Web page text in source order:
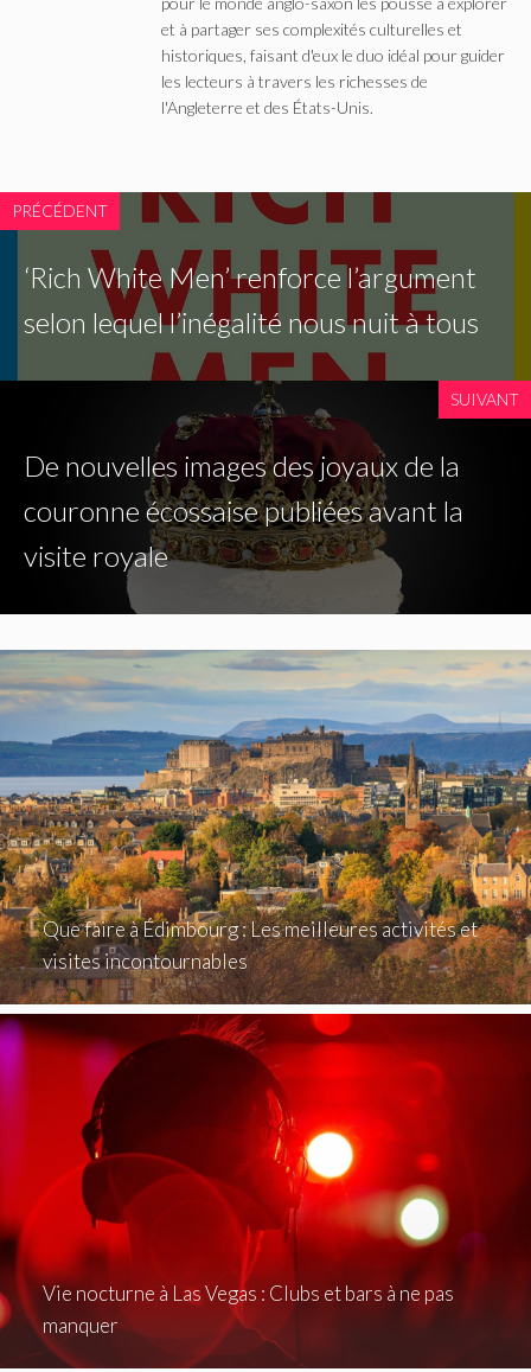
et à partager ses complexités culturelles et
historiques, faisant d'eux le duo idéal pour guider
les lecteurs à travers les richesses de
l'Angleterre et des États-Unis.
PRÉCÉDENT
‘Rich White Men’ renforce l’argument
selon lequel l’inégalité nous nuit à tous
SUIVANT
De nouvelles images des joyaux de la
couronne écossaise publiées avant la
visite royale
Que faire à Édimbourg : Les meilleures activités et
visites incontournables
Vie nocturne à Las Vegas : Clubs et bars à ne pas
manquer